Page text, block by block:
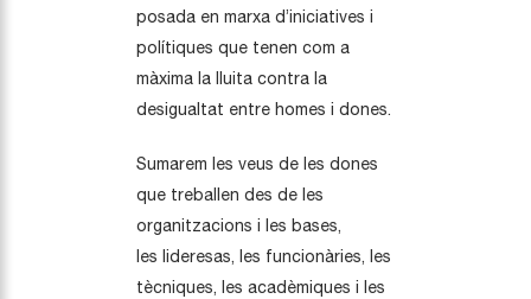
posada en marxa d’iniciatives i
polítiques que tenen com a
màxima la lluita contra la
desigualtat entre homes i dones.
Sumarem les veus de les dones
que treballen des de les
organitzacions i les bases,
les lideresas, les funcionàries, les
tècniques, les acadèmiques i les